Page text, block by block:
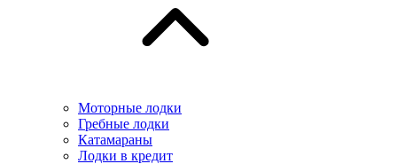
Моторные лодки
Гребные лодки
Катамараны
Лодки в кредит